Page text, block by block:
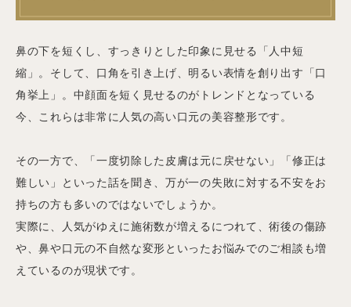
鼻の下を短くし、すっきりとした印象に見せる「人中短
縮」。そして、口角を引き上げ、明るい表情を創り出す「口
角挙上」。中顔面を短く見せるのがトレンドとなっている
今、これらは非常に人気の高い口元の美容整形です。
その一方で、「一度切除した皮膚は元に戻せない」「修正は
難しい」といった話を聞き、万が一の失敗に対する不安をお
持ちの方も多いのではないでしょうか。
実際に、人気がゆえに施術数が増えるにつれて、術後の傷跡
や、鼻や口元の不自然な変形といったお悩みでのご相談も増
えているのが現状です。